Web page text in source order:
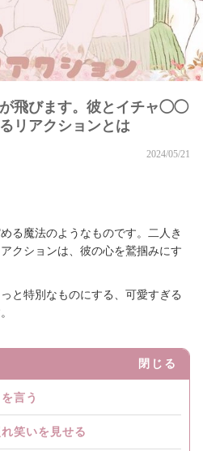
飛びます。彼とイチャ◯◯
リアクションとは
2024/05/21
る魔法のようなものです。二人き
クションは、彼の心を鷲掴みにす
と特別なものにする、可愛すぎる
閉じる
言う
笑いを見せる